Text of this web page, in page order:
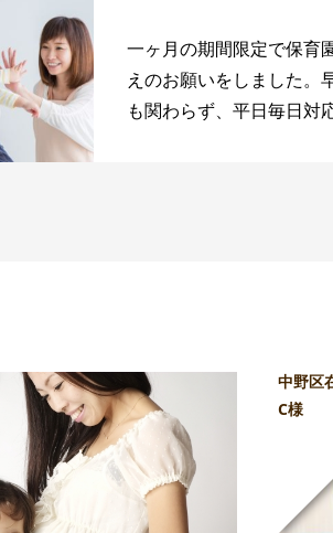
一ヶ月の期間限定で保育
えのお願いをしました。
も関わらず、平日毎日対
中野区
C様